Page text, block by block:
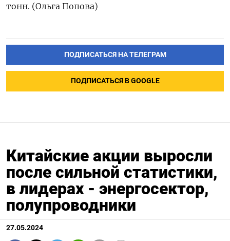
тонн. (Ольга Попова)
ПОДПИСАТЬСЯ НА ТЕЛЕГРАМ
ПОДПИСАТЬСЯ В GOOGLE
Китайские акции выросли
после сильной статистики,
в лидерах - энергосектор,
полупроводники
27.05.2024